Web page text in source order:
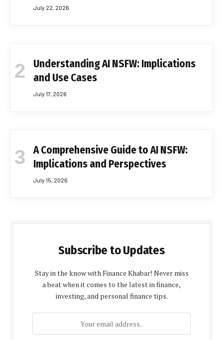
July 22, 2026
Understanding AI NSFW: Implications
and Use Cases
July 17, 2026
A Comprehensive Guide to AI NSFW:
Implications and Perspectives
July 15, 2026
Subscribe to Updates
Stay in the know with Finance Khabar! Never miss
a beat when it comes to the latest in finance,
investing, and personal finance tips.